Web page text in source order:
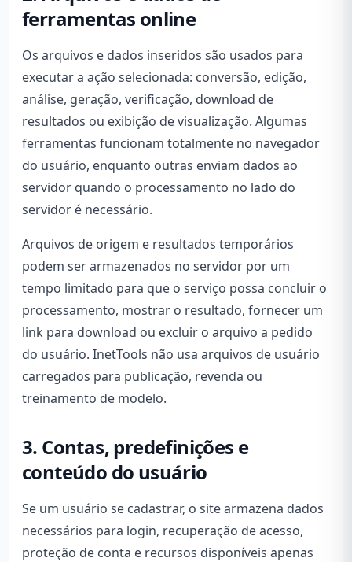
ferramentas online
Os arquivos e dados inseridos são usados para
executar a ação selecionada: conversão, edição,
análise, geração, verificação, download de
resultados ou exibição de visualização. Algumas
ferramentas funcionam totalmente no navegador
do usuário, enquanto outras enviam dados ao
servidor quando o processamento no lado do
servidor é necessário.
Arquivos de origem e resultados temporários
podem ser armazenados no servidor por um
tempo limitado para que o serviço possa concluir o
processamento, mostrar o resultado, fornecer um
link para download ou excluir o arquivo a pedido
do usuário. InetTools não usa arquivos de usuário
carregados para publicação, revenda ou
treinamento de modelo.
3. Contas, predefinições e
conteúdo do usuário
Se um usuário se cadastrar, o site armazena dados
necessários para login, recuperação de acesso,
proteção de conta e recursos disponíveis apenas